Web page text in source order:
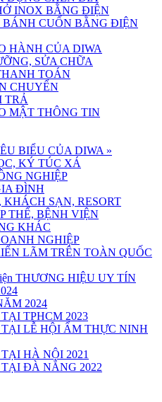
INOX BẰNG ĐIỆN
BÁNH CUỐN BẰNG ĐIỆN
HÀNH CỦA DIWA
SỬA CHỮA
TOÁN
CHUYỂN
TRẢ
MẬT THÔNG TIN
BIỂU CỦA DIWA »
KÝ TÚC XÁ
NGHIỆP
ĐÌNH
SẠN, RESORT
THỂ, BỆNH VIỆN
KHÁC
NGHIỆP
LÃM TRÊN TOÀN QUỐC
THƯƠNG HIỆU UY TÍN
2024
TPHCM 2023
LỄ HỘI ẨM THỰC NINH
HÀ NỘI 2021
ĐÀ NẴNG 2022